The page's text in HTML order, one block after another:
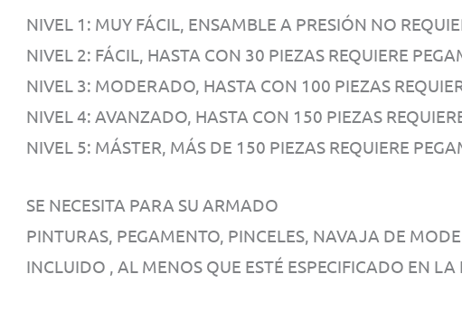
NIVEL 1: MUY FÁCIL, ENSAMBLE A PRESIÓN NO
NIVEL 2: FÁCIL, HASTA CON 30 PIEZAS REQUIERE
NIVEL 3: MODERADO, HASTA CON 100 PIEZAS
NIVEL 4: AVANZADO, HASTA CON 150 PIEZAS
NIVEL 5: MÁSTER, MÁS DE 150 PIEZAS REQUIERE
SE NECESITA PARA SU ARMADO
PINTURAS, PEGAMENTO, PINCELES, NAVAJA DE
INCLUIDO , AL MENOS QUE ESTÉ ESPECIFICADO EN LA